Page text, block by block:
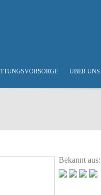
ÜBER UNS
Bekannt aus: